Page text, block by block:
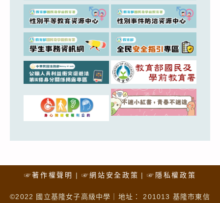
☞著作權聲明 ☞網站安全政策 ☞隱私權政策
©2022 國立基隆女子高級中學｜地址： 201013 基隆市東信